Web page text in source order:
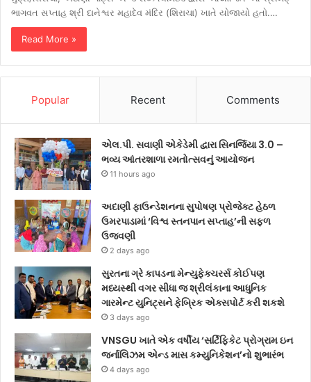
ભાગવત સપ્તાહ શ્રી દાનેશ્વર મહાદેવ મંદિર (શિરાચા) ખાતે યોજાયો હતો.…
Read More »
Popular Recent Comments
એલ.પી. સવાણી એકેડેમી દ્વારા સિનર્જિયા 3.0 –
ભવ્ય આંતરશાળા રમતોત્સવનું આયોજન
11 hours ago
અદાણી ફાઉન્ડેશનના સુપોષણ પ્રોજેક્ટ હેઠળ
ઉમરપાડામાં ‘વિશ્વ સ્તનપાન સપ્તાહ’ની સફળ
ઉજવણી
2 days ago
સુરતના ગ્રે કાપડના મેન્યુફેક્ચરર્સ કોઈપણ
મધ્યસ્થી વગર સીધા જ શ્રીલંકાના આધુનિક
ગારમેન્ટ યુનિટ્સને ફેબ્રિક એક્સપોર્ટ કરી શકશે
3 days ago
VNSGU ખાતે એક વર્ષીય ‘સર્ટિફિકેટ પ્રોગ્રામ ઇન
જર્નાલિઝમ એન્ડ માસ કમ્યુનિકેશન’નો શુભારંભ
4 days ago